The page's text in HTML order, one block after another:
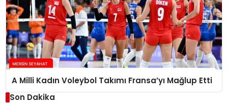
A Milli Kadın Voleybol Takımı Fransa’yı Mağlup Etti
Son Dakika